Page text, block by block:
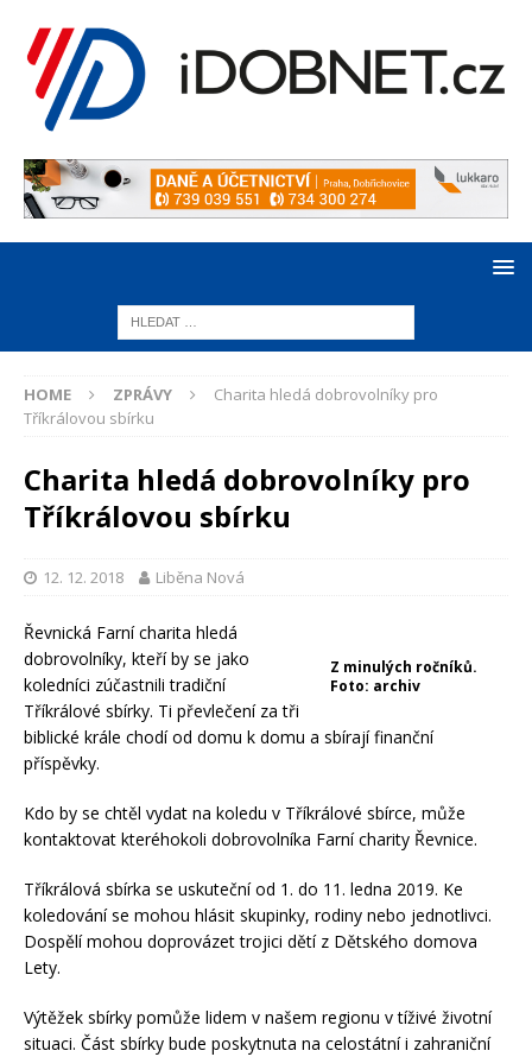
HOME ZPRÁVY
Charita hledá dobrovolníky pro
Tříkrálovou sbírku
Charita hledá dobrovolníky pro
Tříkrálovou sbírku
12. 12. 2018 Liběna Nová
Z minulých ročníků.
Foto: archiv
Řevnická Farní charita hledá
dobrovolníky, kteří by se jako
koledníci zúčastnili tradiční
Tříkrálové sbírky. Ti převlečení za tři
biblické krále chodí od domu k domu a sbírají finanční
příspěvky.
Kdo by se chtěl vydat na koledu v Tříkrálové sbírce, může
kontaktovat kteréhokoli dobrovolníka Farní charity Řevnice.
Tříkrálová sbírka se uskuteční od 1. do 11. ledna 2019. Ke
koledování se mohou hlásit skupinky, rodiny nebo jednotlivci.
Dospělí mohou doprovázet trojici dětí z Dětského domova
Lety.
Výtěžek sbírky pomůže lidem v našem regionu v tíživé životní
situaci. Část sbírky bude poskytnuta na celostátní i zahraniční